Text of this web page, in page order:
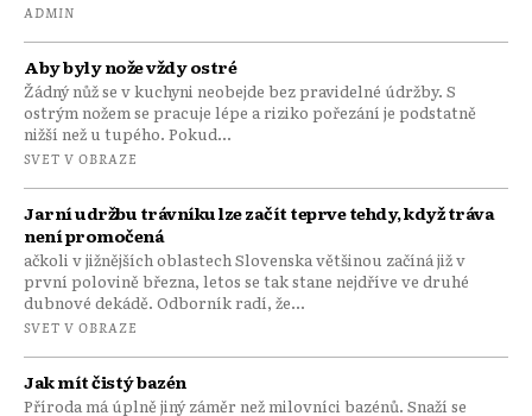
ADMIN
Aby byly nože vždy ostré
Žádný nůž se v kuchyni neobejde bez pravidelné údržby. S
ostrým nožem se pracuje lépe a riziko pořezání je podstatně
nižší než u tupého. Pokud...
SVET V OBRAZE
Jarní udržbu trávníku lze začít teprve tehdy, když tráva
není promočená
ačkoli v jižnějších oblastech Slovenska většinou začíná již v
první polovině března, letos se tak stane nejdříve ve druhé
dubnové dekádě. Odborník radí, že...
SVET V OBRAZE
Jak mít čistý bazén
Příroda má úplně jiný záměr než milovníci bazénů. Snaží se